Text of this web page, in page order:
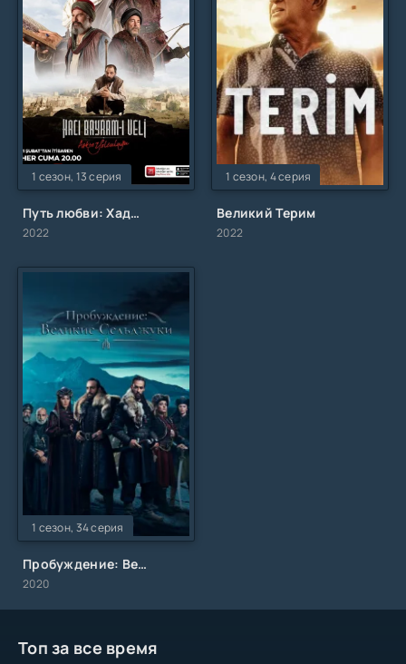
Топ за все время
1 сезон, 13 серия
Путь любви: Хаджи Байрами Вели
2022
1 сезон, 4 серия
Великий Терим
2022
1 сезон, 34 серия
Пробуждение: Великие Сельджуки
2020